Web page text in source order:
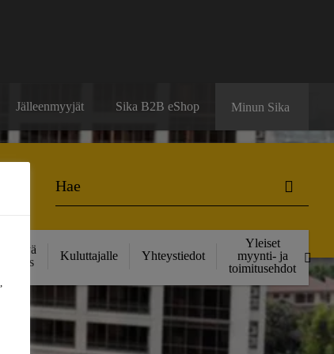
Jälleenmyyjät Sika B2B eShop Minun Sika
Kestävä
kehitys
Kuluttajalle Yhteystiedot
Yleiset
myynti- ja
toimitusehdot